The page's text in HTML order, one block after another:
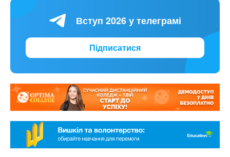
Вступ 2026 у телеграмі
Підписатися